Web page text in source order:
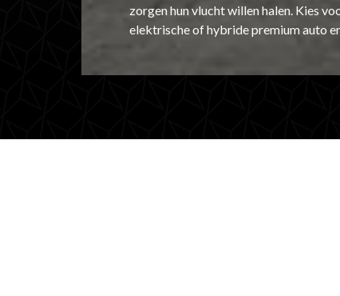
zorgen hun vlucht willen halen. Kies
elektrische of hybride premium auto